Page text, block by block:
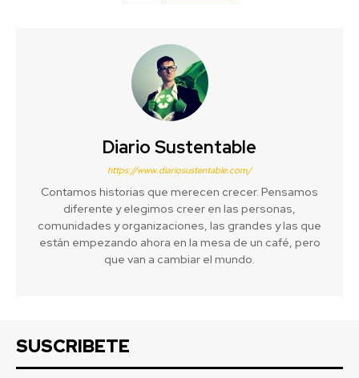
Diario Sustentable
https://www.diariosustentable.com/
Contamos historias que merecen crecer. Pensamos
diferente y elegimos creer en las personas,
comunidades y organizaciones, las grandes y las que
están empezando ahora en la mesa de un café, pero
que van a cambiar el mundo.
SUSCRIBETE